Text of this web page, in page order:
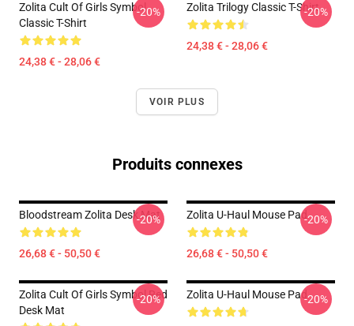
Zolita Cult Of Girls Symbol
Classic T-Shirt
24,38 € - 28,06 €
-20% Zolita Trilogy Classic T-Shirt
24,38 € - 28,06 €
-20%
VOIR PLUS
Produits connexes
Bloodstream Zolita Desk Mat
26,68 € - 50,50 €
-20% Zolita U-Haul Mouse Pad
26,68 € - 50,50 €
-20%
Zolita Cult Of Girls Symbol Red
Desk Mat
-20% Zolita U-Haul Mouse Pad-20%